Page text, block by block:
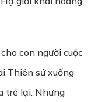
con người cuộc
Thiên sứ xuống
trẻ lại. Nhưng